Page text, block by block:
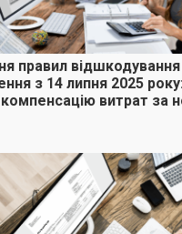
правил
з 14 липня 2025
витрат за